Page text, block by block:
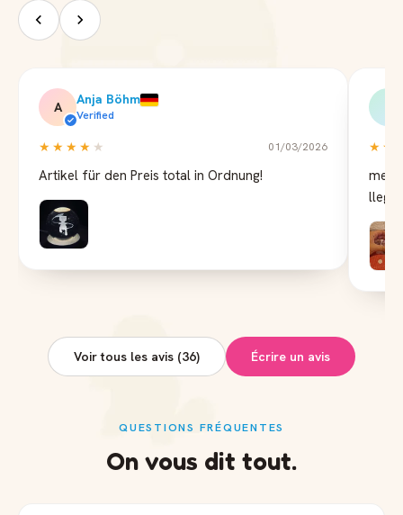
A Anja Böhm
Verified
★★★★ ★ 01/03/2026
Artikel für den Preis total in Ordnung!
me
Voir tous les avis (36) Écrire un avis
QUESTIONS FRÉQUENTES
On vous dit tout.